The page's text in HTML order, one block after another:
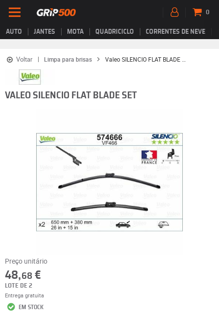
AUTO JANTES MOTA QUADRICICLO CORRENTES DE NEVE
0
Voltar Limpa para brisas
VALEO SILENCIO FLAT BLADE SET
Preço unitário
48,68 €
LOTE DE 2
Entrega gratuita
EM STOCK